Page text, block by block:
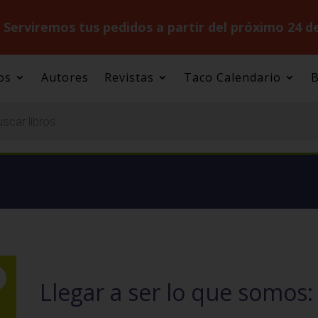
Serviremos tus pedidos a partir del próximo 24
Autores Revistas Taco Calendario
Llegar a ser lo que